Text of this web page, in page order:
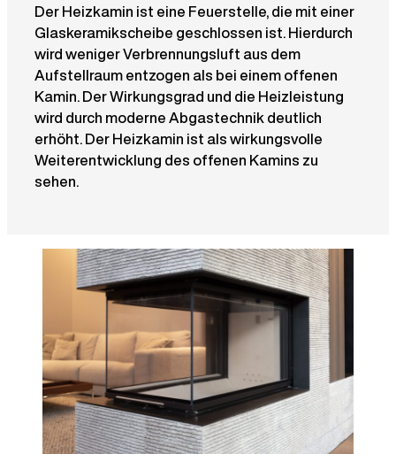
Der Heizkamin ist eine Feuerstelle, die mit einer
Glaskeramikscheibe geschlossen ist. Hierdurch
wird weniger Verbrennungsluft aus dem
Aufstellraum entzogen als bei einem offenen
Kamin. Der Wirkungsgrad und die Heizleistung
wird durch moderne Abgastechnik deutlich
erhöht. Der Heizkamin ist als wirkungsvolle
Weiterentwicklung des offenen Kamins zu
sehen.